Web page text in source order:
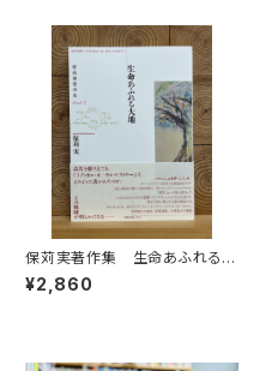
保苅実著作集 生命あふれる大
地
¥2,860